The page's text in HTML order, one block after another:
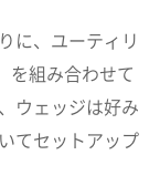
に、ユーティリ
を組み合わせて
ウェッジは好み
てセットアップ